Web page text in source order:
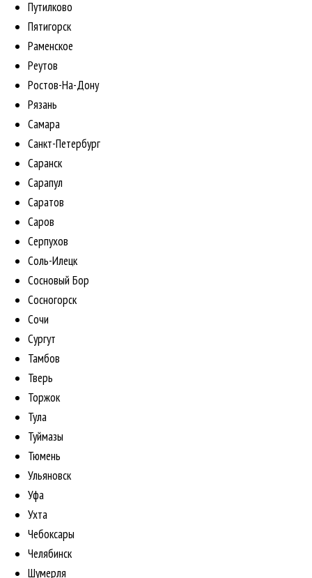
Путилково
Пятигорск
Раменское
Реутов
Ростов-На-Дону
Рязань
Самара
Санкт-Петербург
Саранск
Сарапул
Саратов
Саров
Серпухов
Соль-Илецк
Сосновый Бор
Сосногорск
Сочи
Сургут
Тамбов
Тверь
Торжок
Тула
Туймазы
Тюмень
Ульяновск
Уфа
Ухта
Чебоксары
Челябинск
Шумерля